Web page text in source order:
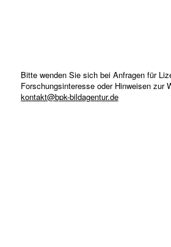
Bitte wenden Sie sich bei Anfragen für
Forschungsinteresse oder Hinweisen zur
kontakt@bpk-bildagentur.de